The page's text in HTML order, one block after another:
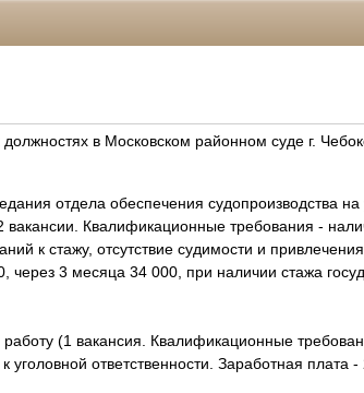
в Московском районном суде г.
отдела обеспечения судопроизводства
Квалификационные требования -
к стажу, отсутствие судимости и привлечения
через 3 месяца 34 000, при наличии стажа
(1 вакансия. Квалификационные
уголовной ответственности. Заработная плата